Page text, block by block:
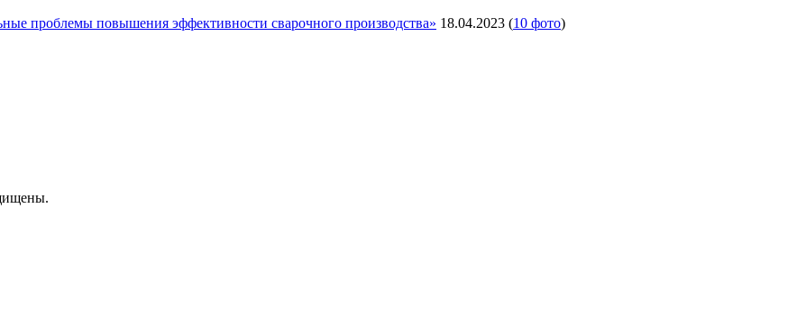
проблемы повышения эффективности сварочного производства» 18.04.2023 (10 фото)